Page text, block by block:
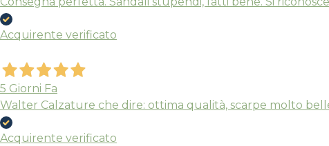
Acquirente verificato
5 Giorni Fa
Walter Calzature che dire: ottima qualità, scarpe molto
Acquirente verificato